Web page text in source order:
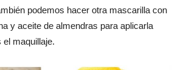
podemos hacer otra mascarilla con
y aceite de almendras para aplicarla
maquillaje.